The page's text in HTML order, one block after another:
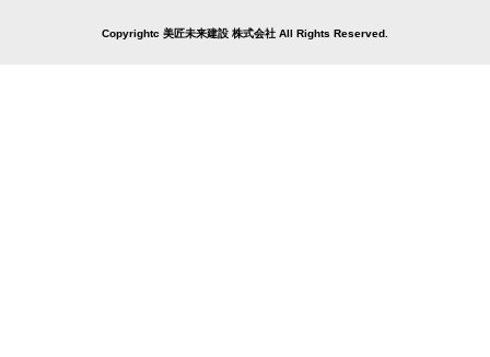
Copyrightc 美匠未来建設 株式会社 All Rights Reserved.